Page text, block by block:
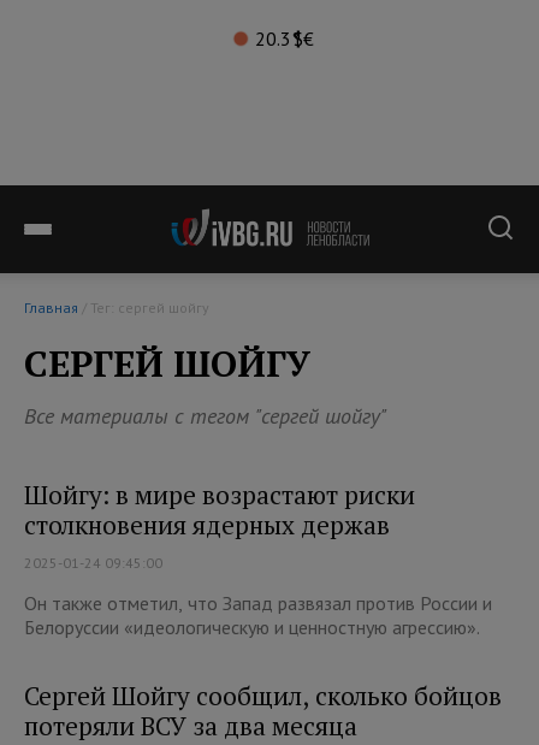
20.3°$€
Главная / Тег: сергей шойгу
СЕРГЕЙ ШОЙГУ
Все материалы с тегом "сергей шойгу"
Шойгу: в мире возрастают риски
столкновения ядерных держав
2025-01-24 09:45:00
Он также отметил, что Запад развязал против России и
Белоруссии «идеологическую и ценностную агрессию».
Сергей Шойгу сообщил, сколько бойцов
потеряли ВСУ за два месяца